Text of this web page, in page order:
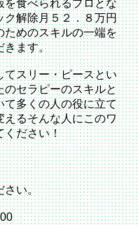
を食べられるプロとな
ク解除月５２．８万円
ためのスキルの一端を
きます。
てスリー・ピースとい
のセラピーのスキルと
て多くの人の役に立て
えるそんな人にこのワ
ください！
さい。